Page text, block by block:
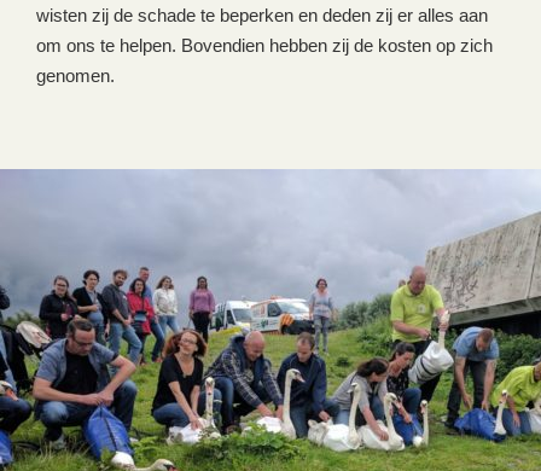
wisten zij de schade te beperken en deden zij er alles aan
om ons te helpen. Bovendien hebben zij de kosten op zich
genomen.